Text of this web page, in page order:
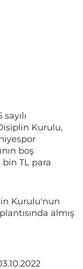
Kurulu,
boş
bin TL para
Kurulu'nun
almış